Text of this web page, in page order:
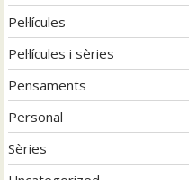
Pel·lícules
Pel·lícules i sèries
Pensaments
Personal
Sèries